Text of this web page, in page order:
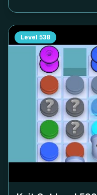
Level 538